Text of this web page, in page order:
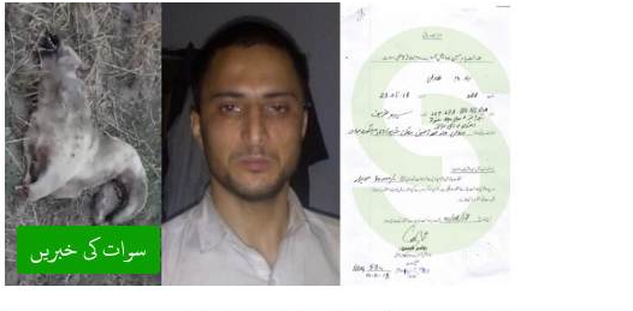
سوات کی خبریں